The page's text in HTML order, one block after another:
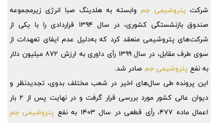
شرکت پتروشیمی جم وابسته به هلدینگ صبا انرژی زیرمجموعه
صندوق بازنشستگی کشوری، در سال 1394 قراردادی را با یکی از
شرکت‌های پتروشیمی منعقد کرد که به‌دلیل عدم ایفای تعهدات از
سوی طرف مقابل، در سال 1399 رأی داوری به ارزش 872 میلیون دلار
به نفع پتروشیمی جم صادر شد.
این پرونده طی سال‌های اخیر در شعب مختلف بدوی، تجدیدنظر و
دیوان عالی کشور مورد بررسی قرار گرفت و در نهایت پس از 2 بار
اعمال ماده 477، رأی قطعی در سال 1403 به نفع
پتروشیمی جم